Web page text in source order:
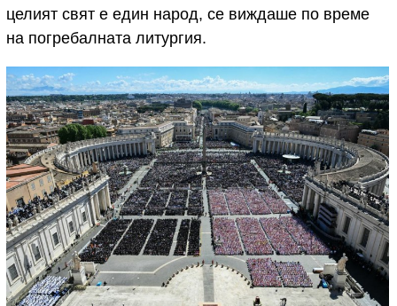
целият свят е един народ, се виждаше по време
на погребалната литургия.